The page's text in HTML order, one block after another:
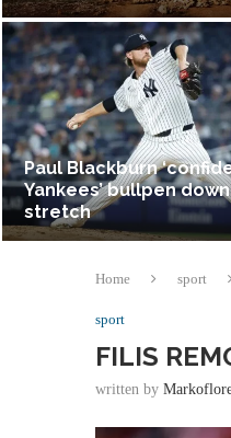
Paul Blackburn
Yankees’ bullpen
stretch
Home sport
sport
FILIS
written by